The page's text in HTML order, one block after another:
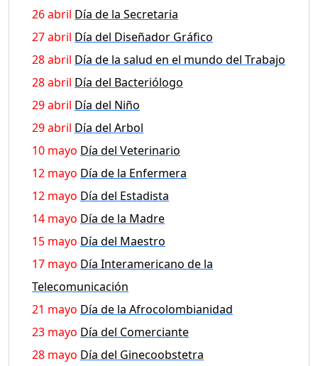
26 abril Día de la Secretaria
27 abril Día del Diseñador Gráfico
28 abril Día de la salud en el mundo del Trabajo
28 abril Día del Bacteriólogo
29 abril Día del Niño
29 abril Día del Arbol
10 mayo Día del Veterinario
12 mayo Día de la Enfermera
12 mayo Día del Estadista
14 mayo Día de la Madre
15 mayo Día del Maestro
17 mayo Día Interamericano de la
Telecomunicación
21 mayo Día de la Afrocolombianidad
23 mayo Día del Comerciante
28 mayo Día del Ginecoobstetra